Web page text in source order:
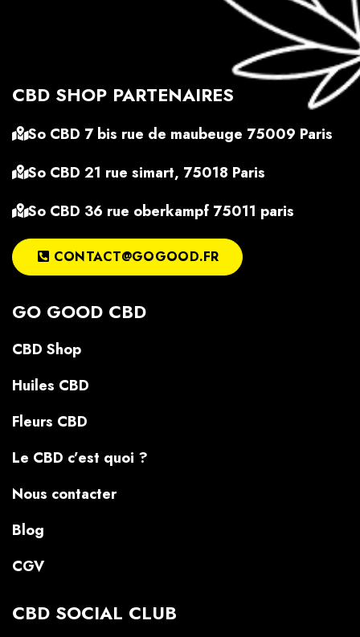
CBD SHOP PARTENAIRES
So CBD 7 bis rue de maubeuge 75009 Paris
So CBD 21 rue simart, 75018 Paris
So CBD 36 rue oberkampf 75011 paris
CONTACT@GOGOOD.FR
GO GOOD CBD
CBD Shop
Huiles CBD
Fleurs CBD
Le CBD c’est quoi ?
Nous contacter
Blog
CGV
CBD SOCIAL CLUB